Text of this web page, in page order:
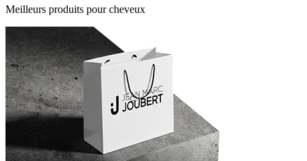
Meilleurs produits pour cheveux